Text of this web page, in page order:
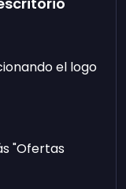
el logo
"Ofertas